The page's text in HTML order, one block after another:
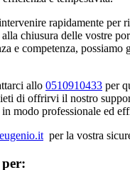
rapidamente per
chiusura delle vostre
e competenza, possiamo
allo 0510910433 per
di offrirvi il nostro
modo professionale ed
per la vostra